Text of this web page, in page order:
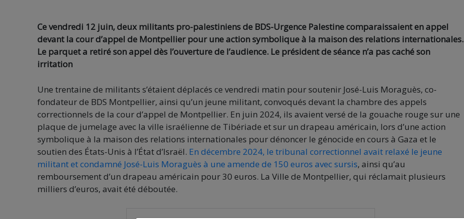
Ce vendredi 12 juin, deux militants pro-palestiniens de BDS-Urgence Palestine comparaissaient en appel
devant la cour d’appel de Montpellier pour une action symbolique à la maison des relations internationales.
Le parquet a retiré son appel dès l’ouverture de l’audience. Le président de séance n’a pas caché son
irritation
Une trentaine de militants s’étaient déplacés ce vendredi matin pour soutenir José-Luis Moraguès, co-
fondateur de BDS Montpellier, ainsi qu’un jeune militant, convoqués devant la chambre des appels
correctionnels de la cour d’appel de Montpellier. En juin 2024, ils avaient versé de la gouache rouge sur une
plaque de jumelage avec la ville israélienne de Tibériade et sur un drapeau américain, lors d’une action
symbolique à la maison des relations internationales pour dénoncer le génocide en cours à Gaza et le
soutien des États-Unis à l’État d’Israël. En décembre 2024, le tribunal correctionnel avait relaxé le jeune
militant et condamné José-Luis Moraguès à une amende de 150 euros avec sursis, ainsi qu’au
remboursement d’un drapeau américain pour 30 euros. La Ville de Montpellier, qui réclamait plusieurs
milliers d’euros, avait été déboutée.